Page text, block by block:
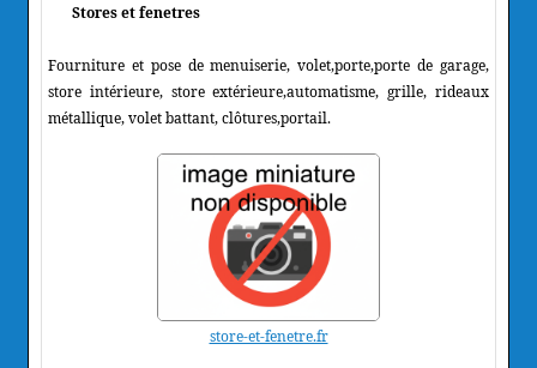
Stores et fenetres
Fourniture et pose de menuiserie, volet,porte,porte de garage,
store intérieure, store extérieure,automatisme, grille, rideaux
métallique, volet battant, clôtures,portail.
store-et-fenetre.fr